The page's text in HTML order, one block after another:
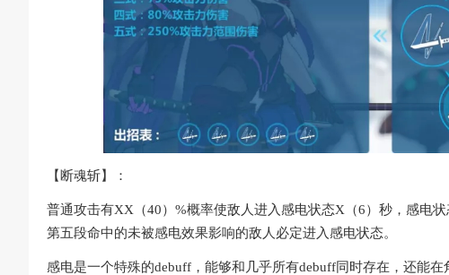
【断魂斩】：
普通攻击有XX（40）%概率使敌人进入感电状态X（6）秒，感电
第五段命中的未被感电效果影响的敌人必定进入感电状态。
感电是一个特殊的debuff，能够和几乎所有debuff同时存在，还能